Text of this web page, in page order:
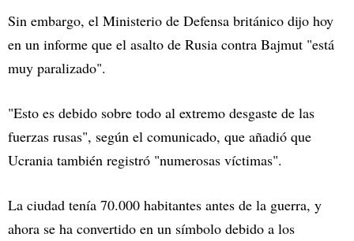
Sin embargo, el Ministerio de Defensa británico dijo hoy
en un informe que el asalto de Rusia contra Bajmut "está
muy paralizado".
"Esto es debido sobre todo al extremo desgaste de las
fuerzas rusas", según el comunicado, que añadió que
Ucrania también registró "numerosas víctimas".
La ciudad tenía 70.000 habitantes antes de la guerra, y
ahora se ha convertido en un símbolo debido a los